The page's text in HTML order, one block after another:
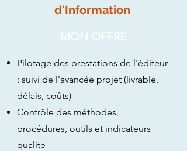
d'Information
MON OFFRE
Pilotage des prestations de l'éditeur
: suivi de l'avancée projet (livrable,
délais, coûts)
Contrôle des méthodes,
procédures, outils et indicateurs
qualité